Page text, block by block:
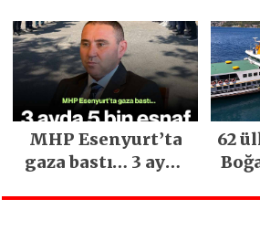
İlgi Gördü!..
MHP Esenyurt’ta
gaza bastı… 3 ayda
edildi
62